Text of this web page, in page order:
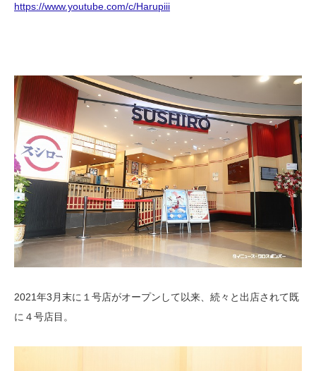
https://www.youtube.com/c/Harupiii
2021年3月末に１号店がオープンして以来、続々と出店されて既
に４号店目。